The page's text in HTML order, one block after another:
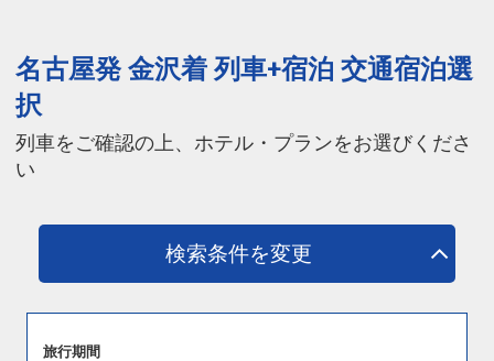
名古屋発 金沢着 列車+宿泊 交通宿泊選
択
列車をご確認の上、ホテル・プランをお選びくださ
い
検索条件を変更
旅行期間